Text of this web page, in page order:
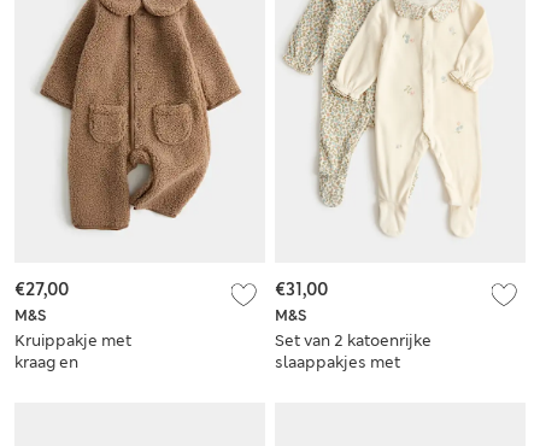
M&S
Kruippakje met
kraag en
€27,00
M&S
Set van 2 katoenrijke
slaappakjes met
€31,00